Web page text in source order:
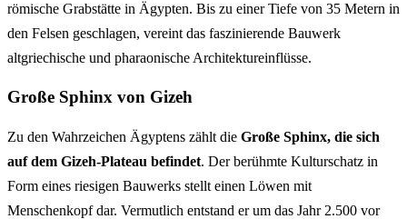
römische Grabstätte in Ägypten. Bis zu einer Tiefe von 35 Metern in
den Felsen geschlagen, vereint das faszinierende Bauwerk
altgriechische und pharaonische Architektureinflüsse.
Große Sphinx von Gizeh
Zu den Wahrzeichen Ägyptens zählt die Große Sphinx, die sich
auf dem Gizeh-Plateau befindet. Der berühmte Kulturschatz in
Form eines riesigen Bauwerks stellt einen Löwen mit
Menschenkopf dar. Vermutlich entstand er um das Jahr 2.500 vor